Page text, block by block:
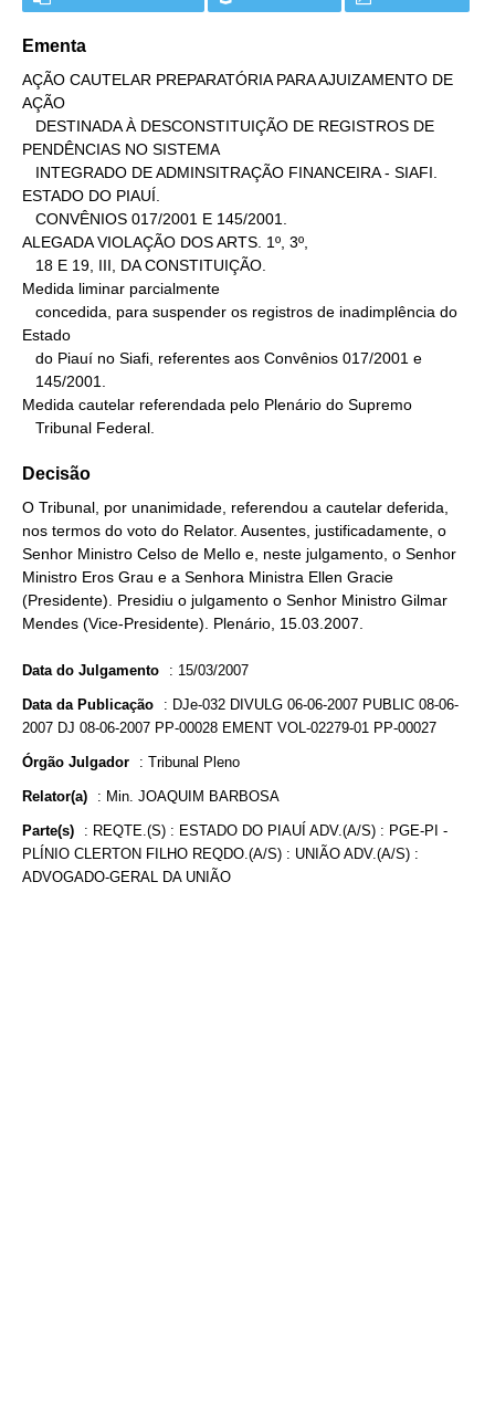
Ementa
AÇÃO CAUTELAR PREPARATÓRIA PARA AJUIZAMENTO DE
AÇÃO
PENDÊNCIAS NO SISTEMA
ESTADO DO PIAUÍ.
ALEGADA VIOLAÇÃO DOS ARTS. 1º, 3º,
Medida liminar parcialmente
Estado
Medida cautelar referendada pelo Plenário do Supremo
   Tribunal Federal.
Decisão
O Tribunal, por unanimidade, referendou a cautelar deferida,
nos termos do voto do Relator. Ausentes, justificadamente, o
Senhor Ministro Celso de Mello e, neste julgamento, o Senhor
Ministro Eros Grau e a Senhora Ministra Ellen Gracie
(Presidente). Presidiu o julgamento o Senhor Ministro Gilmar
Mendes (Vice-Presidente). Plenário, 15.03.2007.
Data do Julgamento : 15/03/2007
Data da Publicação : DJe-032 DIVULG 06-06-2007 PUBLIC 08-06-
2007 DJ 08-06-2007 PP-00028 EMENT VOL-02279-01 PP-00027
Órgão Julgador : Tribunal Pleno
Relator(a) : Min. JOAQUIM BARBOSA
Parte(s) : REQTE.(S) : ESTADO DO PIAUÍ ADV.(A/S) : PGE-PI -
PLÍNIO CLERTON FILHO REQDO.(A/S) : UNIÃO ADV.(A/S) :
ADVOGADO-GERAL DA UNIÃO